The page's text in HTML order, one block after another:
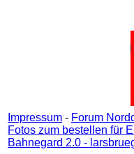
Impressum - Forum
Fotos zum bestellen für
Bahnegard 2.0 -